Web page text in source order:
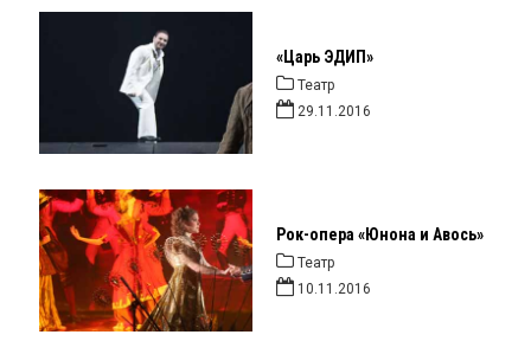
«Царь ЭДИП»
Театр
29.11.2016
Рок-опера «Юнона и Авось»
Театр
10.11.2016